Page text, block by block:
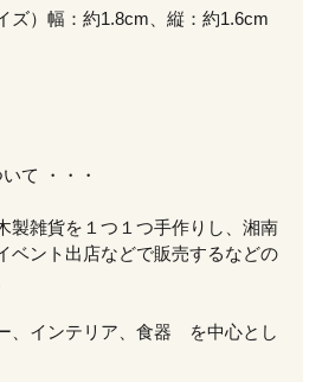
ズ）幅：約1.8cm、縦：約1.6cm
て ・・・
製雑貨を１つ１つ手作りし、湘南
ベント出店などで販売するなどの
、インテリア、食器 を中心とし